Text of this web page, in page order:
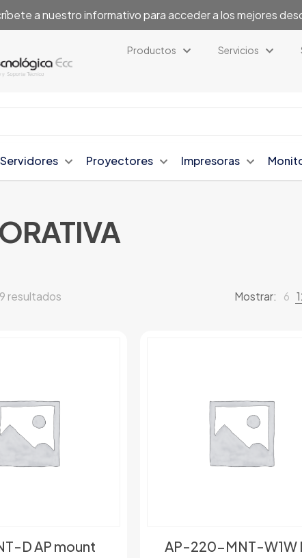
a nuestro informativo para acceder a los mejores
Productos Servicios
Servidores Proyectores Impresoras
resultados Mostrar: 6
D AP mount
AP-220-MNT-W1W